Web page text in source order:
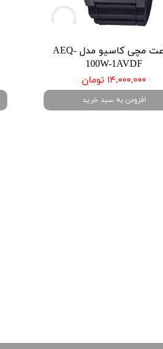
ساعت مچی کاسیو مدل AEQ-
100W-1AVDF
۱۴,۰۰۰,۰۰۰ تومان
افزودن به سبد خرید